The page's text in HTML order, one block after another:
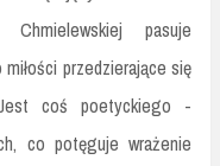
Chmielewskiej pasuje
przedzierające się
coś poetyckiego -
co potęguje wrażenie